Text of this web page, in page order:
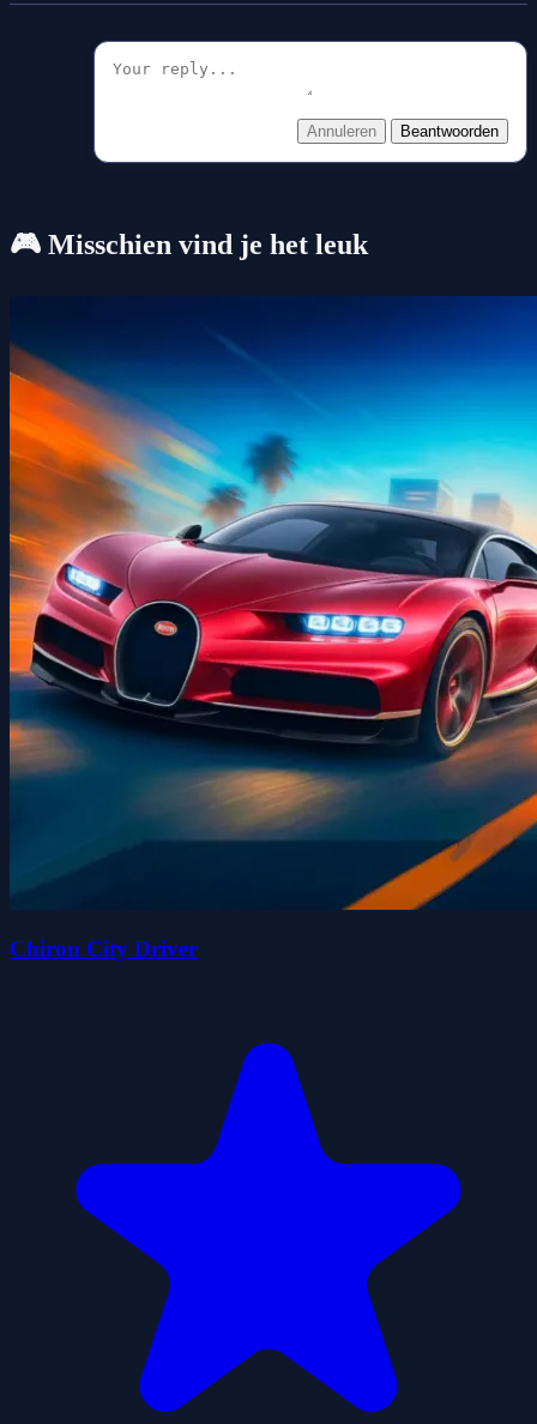
Annuleren Beantwoorden
🎮 Misschien vind je het leuk
Chiron City Driver